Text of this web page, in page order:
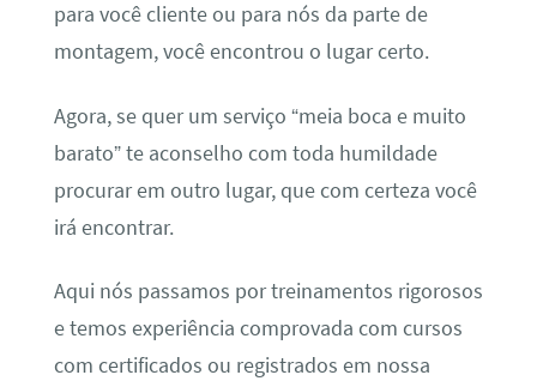
para você cliente ou para nós da parte de
montagem, você encontrou o lugar certo.
Agora, se quer um serviço “meia boca e muito
barato” te aconselho com toda humildade
procurar em outro lugar, que com certeza você
irá encontrar.
Aqui nós passamos por treinamentos rigorosos
e temos experiência comprovada com cursos
com certificados ou registrados em nossa